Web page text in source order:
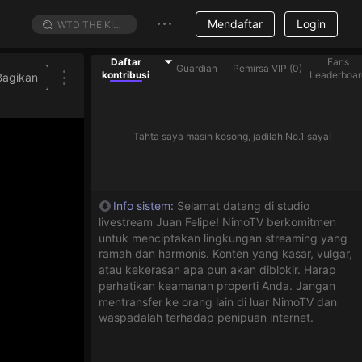
Mendaftar Login
Daftar
kontribusi
Guardian Pemirsa VIP (0)
Fans
Tahta saya masih kosong, jadilah No.1 saya!
Info sistem: Selamat datang di studio
livestream Juan Felipe! NimoTV berkomitmen
untuk menciptakan lingkungan streaming yang
ramah dan harmonis. Konten yang kasar, vulgar,
atau kekerasan apa pun akan diblokir. Harap
perhatikan keamanan properti Anda. Jangan
mentransfer ke orang lain di luar NimoTV dan
waspadalah terhadap penipuan internet.